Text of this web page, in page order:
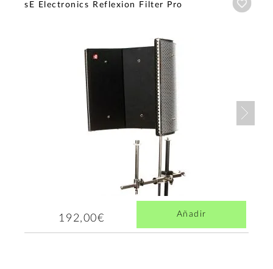
sE Electronics Reflexion Filter Pro
192,00€ Añadir